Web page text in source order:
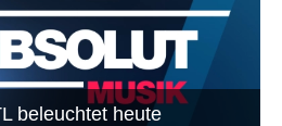
beleuchtet heute